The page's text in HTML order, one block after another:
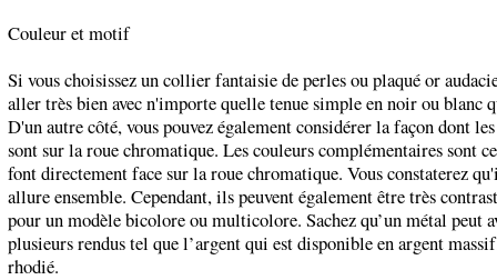
Couleur et motif
Si vous choisissez un collier fantaisie de perles ou plaqué or
aller très bien avec n'importe quelle tenue simple en noir ou blanc
D'un autre côté, vous pouvez également considérer la façon dont
sont sur la roue chromatique. Les couleurs complémentaires sont
font directement face sur la roue chromatique. Vous constaterez
allure ensemble. Cependant, ils peuvent également être très
pour un modèle bicolore ou multicolore. Sachez qu’un métal peut
plusieurs rendus tel que l’argent qui est disponible en argent
rhodié.